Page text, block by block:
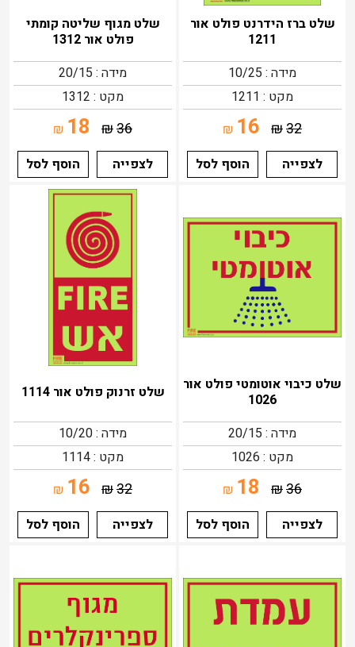
שלט ברז הידרנט פולט אור
1211
מידה : 10/25
מקט : 1211
32
₪
16
₪
לצפייה
הוסף לסל
שלט מגוף שליטה קומתי
פולט אור 1312
מידה : 20/15
מקט : 1312
36
₪
18
₪
לצפייה
הוסף לסל
שלט כיבוי אוטומטי פולט אור
1026
מידה : 20/15
מקט : 1026
36
₪
18
₪
לצפייה
הוסף לסל
שלט זרנוק פולט אור 1114
מידה : 10/20
מקט : 1114
32
₪
16
₪
לצפייה
הוסף לסל